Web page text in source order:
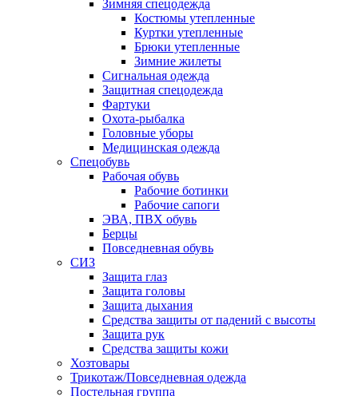
Зимняя спецодежда
Костюмы утепленные
Куртки утепленные
Брюки утепленные
Зимние жилеты
Сигнальная одежда
Защитная спецодежда
Фартуки
Охота-рыбалка
Головные уборы
Медицинская одежда
Спецобувь
Рабочая обувь
Рабочие ботинки
Рабочие сапоги
ЭВА, ПВХ обувь
Берцы
Повседневная обувь
СИЗ
Защита глаз
Защита головы
Защита дыхания
Средства защиты от падений с высоты
Защита рук
Средства защиты кожи
Хозтовары
Трикотаж/Повседневная одежда
Постельная группа